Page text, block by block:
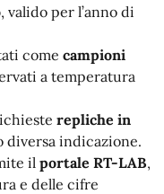
, valido per l’anno di
come campioni
a temperatura
repliche in
diversa indicazione.
il portale RT-LAB,
e delle cifre